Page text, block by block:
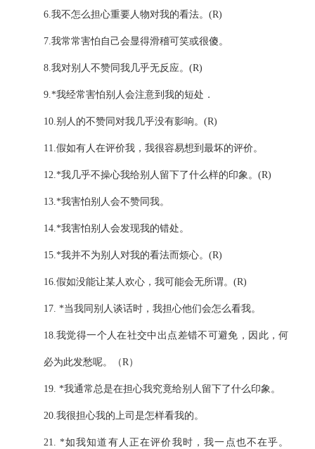
6.我不怎么担心重要人物对我的看法。 (R)
7.我常常害怕自己会显得滑稽可笑或很傻。
8.我对别人不赞同我几乎无反应。 (R)
9.*我经常害怕别人会注意到我的短处．
10.别人的不赞同对我几乎没有影响。 (R)
11.假如有人在评价我，我很容易想到最坏的评价。
12.*我几乎不操心我给别人留下了什么样的印象。 (R)
13.*我害怕别人会不赞同我。
14.*我害怕别人会发现我的错处。
15.*我并不为别人对我的看法而烦心。 (R)
16.假如没能让某人欢心，我可能会无所谓。 (R)
17. *当我同别人谈话时，我担心他们会怎么看我。
18.我觉得一个人在社交中出点差错不可避免，因此，何
必为此发愁呢。（R）
19. *我通常总是在担心我究竟给别人留下了什么印象。
20.我很担心我的上司是怎样看我的。
21. *如我知道有人正在评价我时，我一点也不在乎。